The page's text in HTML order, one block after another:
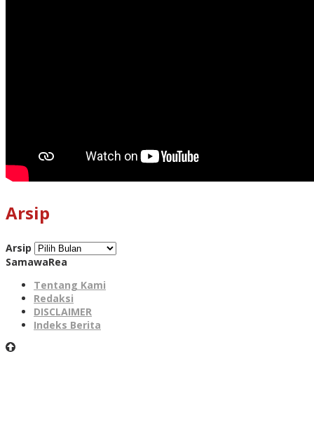
Arsip
Arsip
SamawaRea
Tentang Kami
Redaksi
DISCLAIMER
Indeks Berita